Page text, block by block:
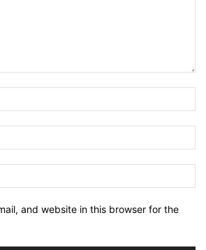
and website in this browser for the